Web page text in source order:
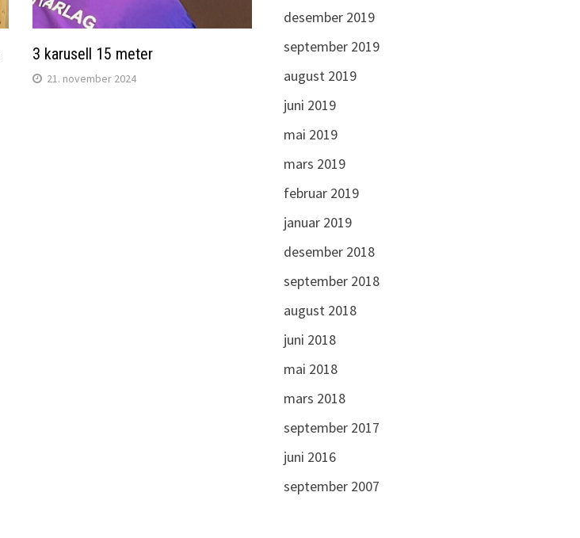
3 karusell 15 meter
21. november 2024
desember 2019
september 2019
august 2019
juni 2019
mai 2019
mars 2019
februar 2019
januar 2019
desember 2018
september 2018
august 2018
juni 2018
mai 2018
mars 2018
september 2017
juni 2016
september 2007